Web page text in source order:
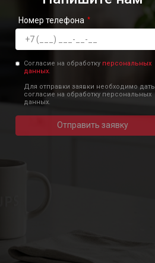
Номер телефона
Согласие на обработку персональных
данных.
Для отправки заявки необходимо дать
согласие на обработку персональных
данных.
Отправить заявку